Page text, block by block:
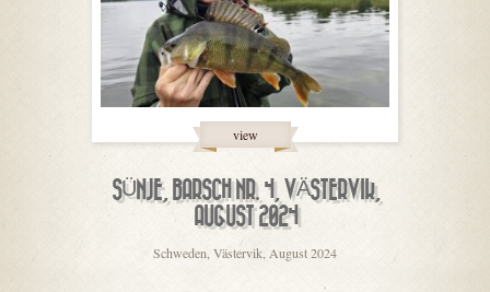
view
SÜNJE, BARSCH NR. 4, VÄSTERVIK,
AUGUST 2024
Schweden, Västervik, August 2024